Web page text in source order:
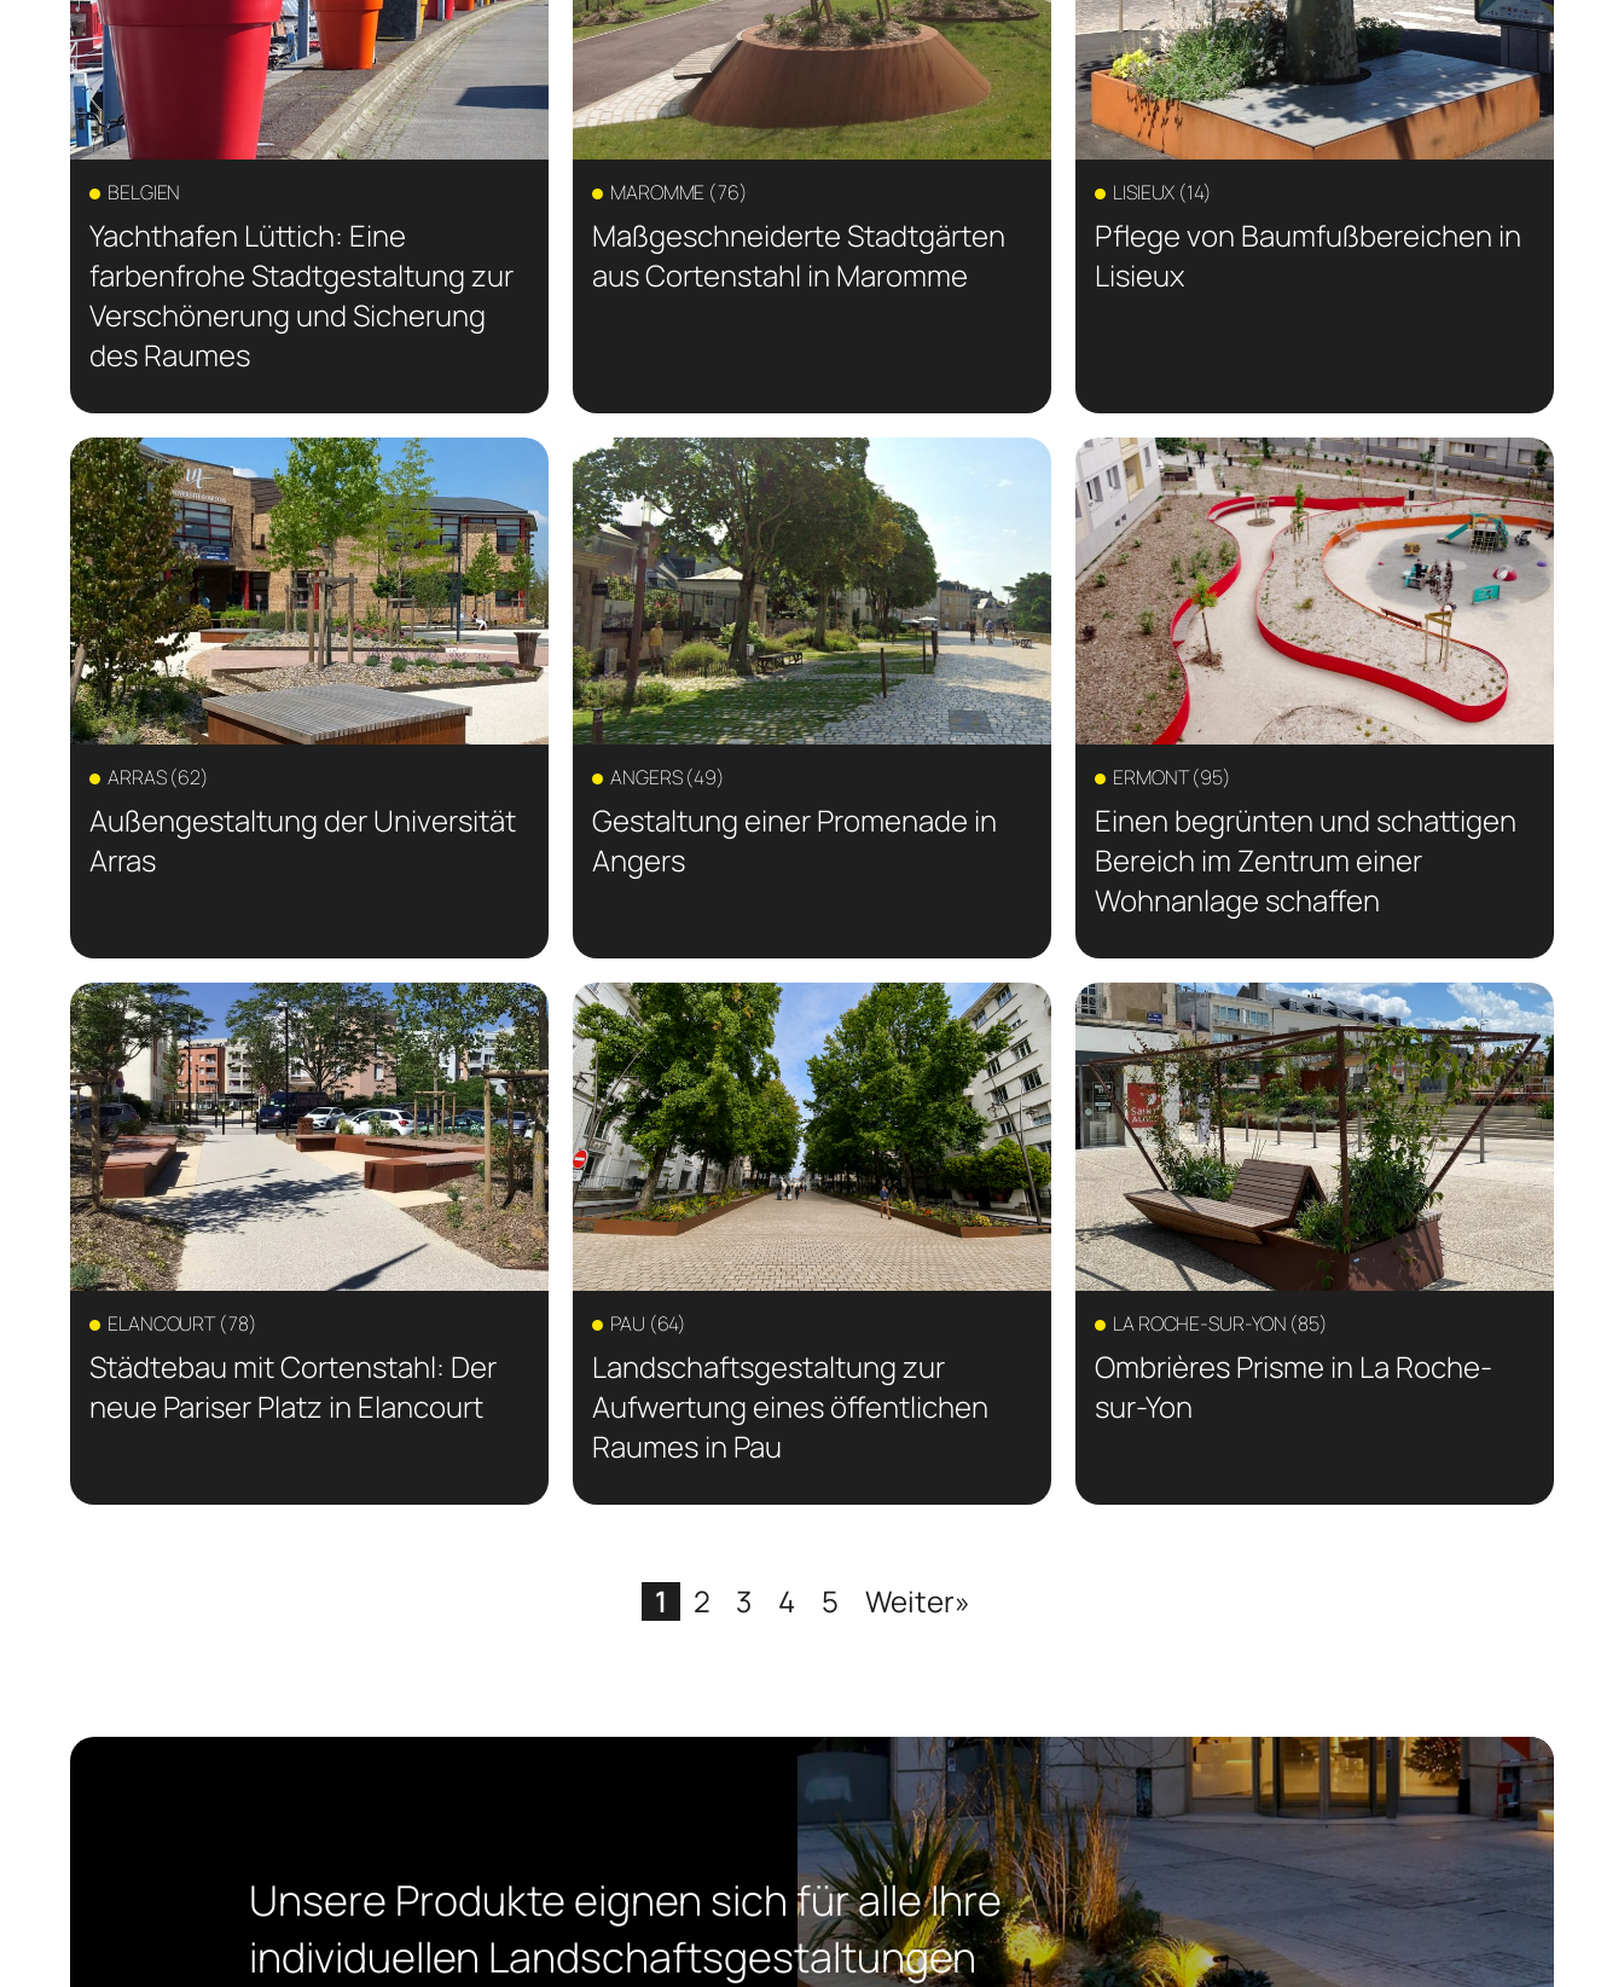
BELGIEN
Yachthafen Lüttich: Eine
farbenfrohe Stadtgestaltung zur
Verschönerung und Sicherung
des Raumes
MAROMME (76)
Maßgeschneiderte Stadtgärten
aus Cortenstahl in Maromme
LISIEUX (14)
Pflege von Baumfußbereichen in
Lisieux
ARRAS (62)
Außengestaltung der Universität
Arras
ANGERS (49)
Gestaltung einer Promenade in
Angers
ERMONT (95)
Einen begrünten und schattigen
Bereich im Zentrum einer
Wohnanlage schaffen
ELANCOURT (78)
Städtebau mit Cortenstahl: Der
neue Pariser Platz in Elancourt
PAU (64)
Landschaftsgestaltung zur
Aufwertung eines öffentlichen
Raumes in Pau
LA ROCHE-SUR-YON (85)
Ombrières Prisme in La Roche-
sur-Yon
1 2 3 4 5 Weiter»
Unsere Produkte eignen sich für alle Ihre
individuellen Landschaftsgestaltungen